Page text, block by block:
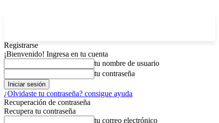
Registrarse
¡Bienvenido! Ingresa en tu cuenta
tu nombre de usuario
tu contraseña
¿Olvidaste tu contraseña? consigue ayuda
Recuperación de contraseña
Recupera tu contraseña
tu correo electrónico